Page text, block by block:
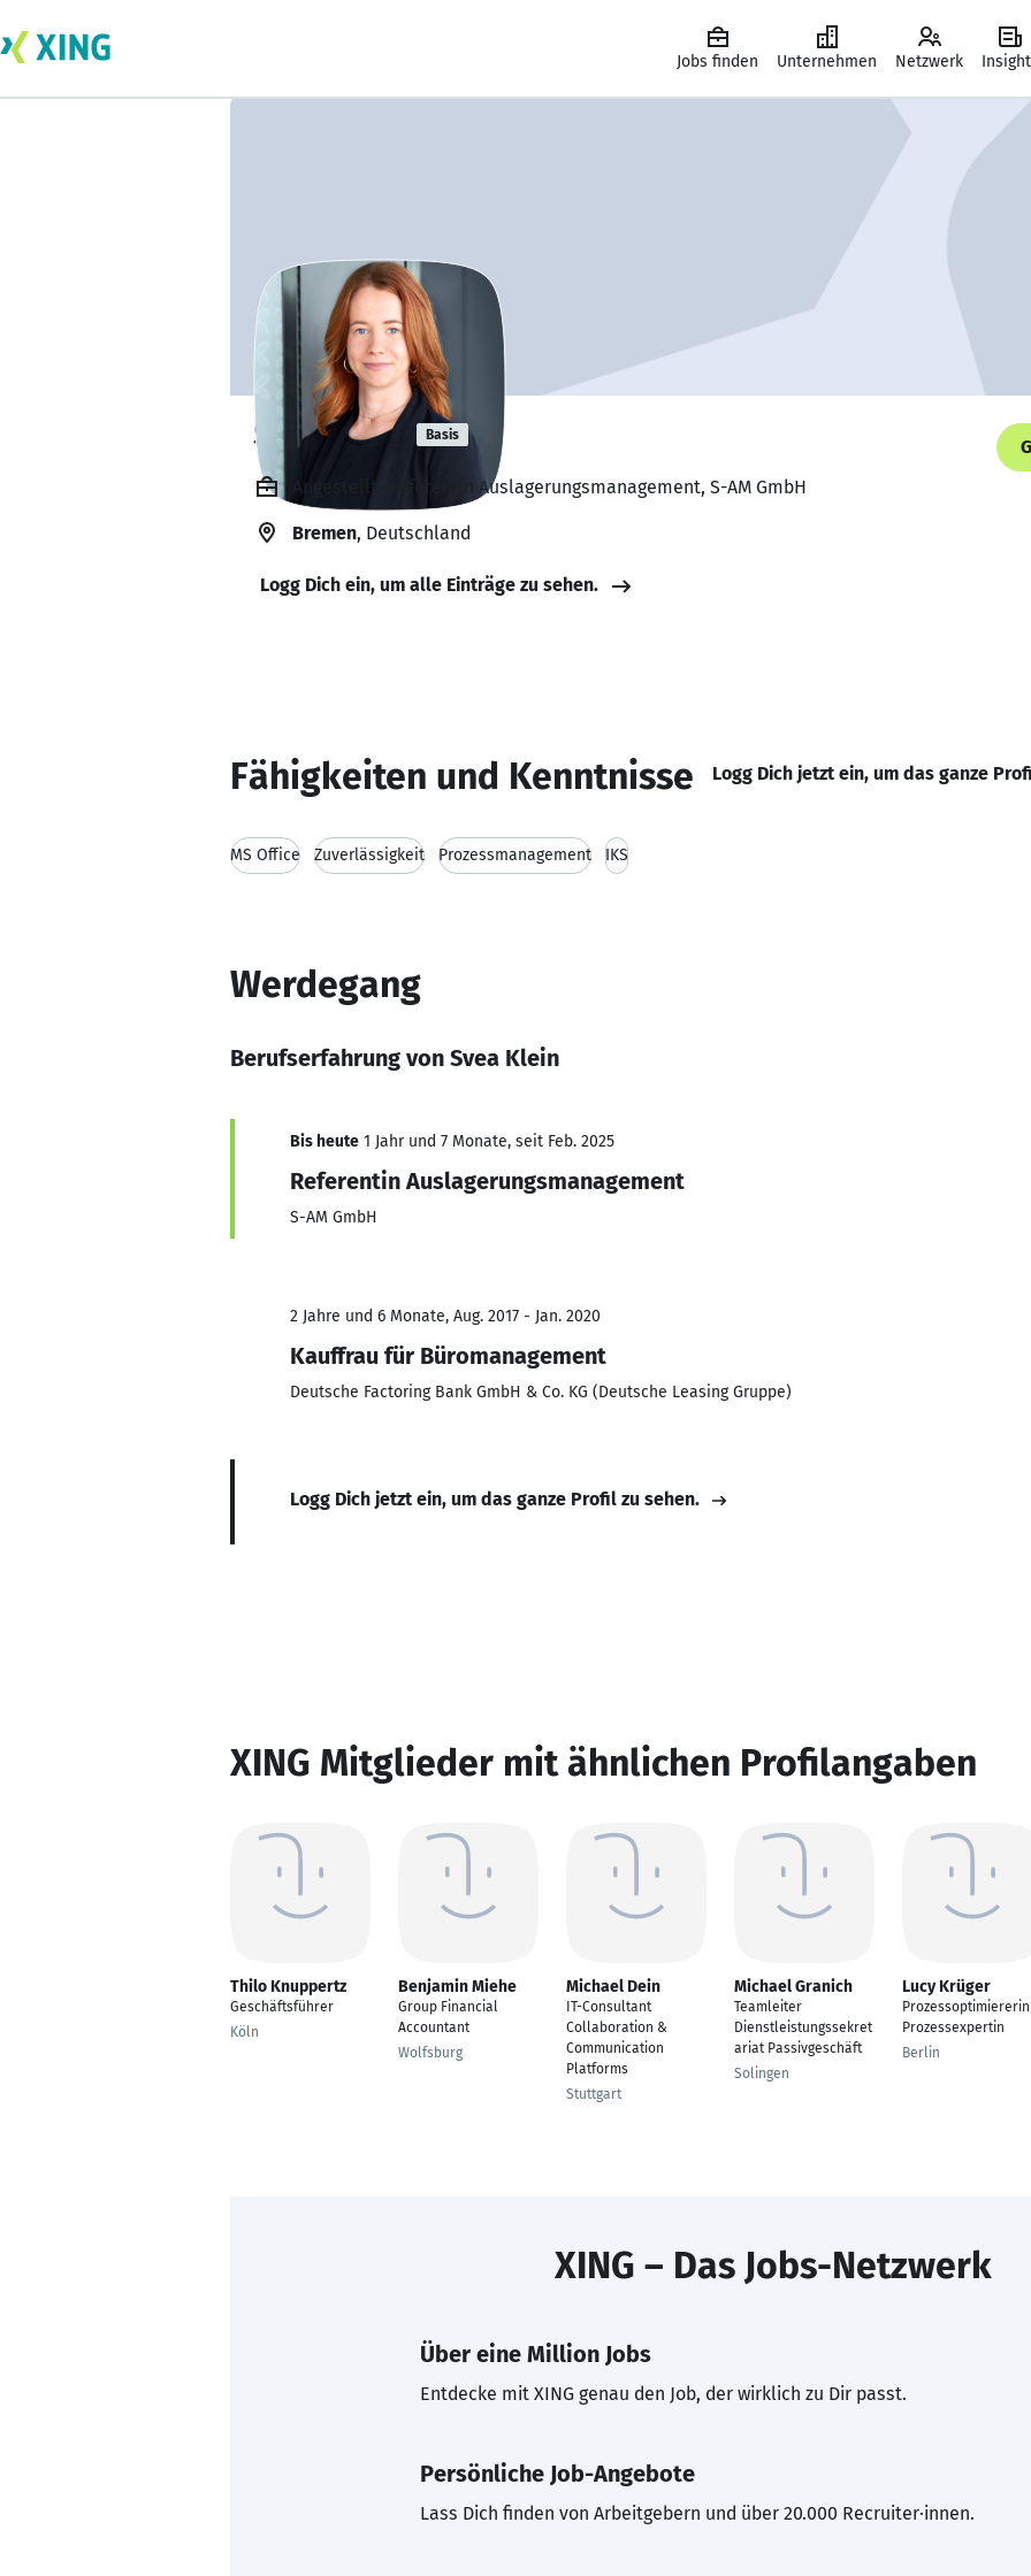
Jobs finden Unternehmen Netzwerk
Svea Klein Basis
Angestellt, Referentin Auslagerungsmanagement, S-AM GmbH
Bremen, Deutschland
Logg Dich ein, um alle Einträge zu sehen.
Fähigkeiten und Kenntnisse Logg Dich jetzt ein, um das ganze
MS Office Zuverlässigkeit Prozessmanagement IKS
Werdegang
Berufserfahrung von Svea Klein
Bis heute 1 Jahr und 7 Monate, seit Feb. 2025
Referentin Auslagerungsmanagement
S-AM GmbH
2 Jahre und 6 Monate, Aug. 2017 - Jan. 2020
Kauffrau für Büromanagement
Deutsche Factoring Bank GmbH & Co. KG (Deutsche Leasing Gruppe)
Logg Dich jetzt ein, um das ganze Profil zu sehen.
XING Mitglieder mit ähnlichen Profilangaben
Thilo Knuppertz
Geschäftsführer
Köln
Benjamin Miehe
Group Financial
Accountant
Wolfsburg
Michael Dein
IT-Consultant
Collaboration &
Communication
Platforms
Stuttgart
Michael Granich
Teamleiter
Dienstleistungssekret
ariat Passivgeschäft
Solingen
Lucy Krüger
Prozessexpertin
Berlin
XING – Das Jobs-Netzwerk
Über eine Million Jobs
Entdecke mit XING genau den Job, der wirklich zu Dir passt.
Persönliche Job-Angebote
Lass Dich finden von Arbeitgebern und über 20.000 Recruiter·innen.